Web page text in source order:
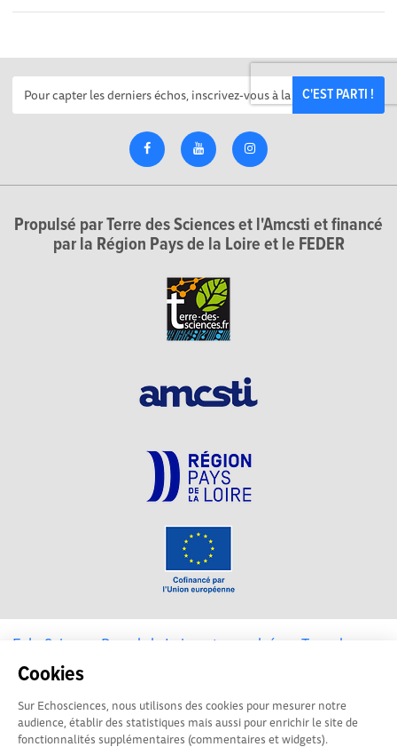
Cookies
Sur Echosciences, nous utilisons des cookies pour mesurer notre
audience, établir des statistiques mais aussi pour enrichir le site de
fonctionnalités supplémentaires (commentaires et widgets).
C'EST PARTI !
Propulsé par Terre des Sciences et l'Amcsti et financé
par la Région Pays de la Loire et le FEDER
EchoSciences Pays de la Loire est propulsé parTerre des
Sciences
Mentions légales|Politique de confidentialité|CGU
|Ligne éditoriale